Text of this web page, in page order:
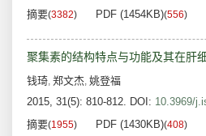
摘要(3382) PDF (1454KB)(556)
聚集素的结构特点与功能及其在肝
钱琦, 郑文杰, 姚登福
2015, 31(5): 810-812. DOI: 10.3969/
摘要(1955) PDF (1430KB)(408)